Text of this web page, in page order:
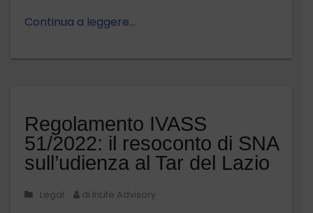
Continua a leggere…
Regolamento IVASS
51/2022: il resoconto di SNA
sull’udienza al Tar del Lazio
Legal di InLife Advisory